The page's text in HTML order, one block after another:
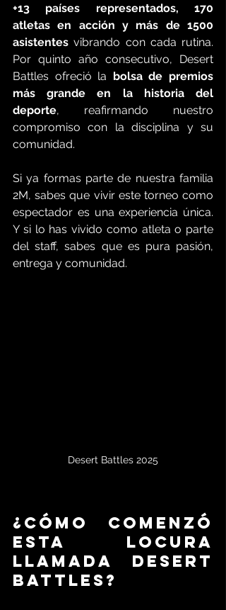
+13 países representados, 170
atletas en acción y más de 1500
asistentes vibrando con cada rutina.
Por quinto año consecutivo, Desert
Battles ofreció la bolsa de premios
más grande en la historia del
deporte, reafirmando nuestro
compromiso con la disciplina y su
comunidad.
Si ya formas parte de nuestra familia
2M, sabes que vivir este torneo como
espectador es una experiencia única.
Y si lo has vivido como atleta o parte
del staff, sabes que es pura pasión,
entrega y comunidad.
Desert Battles 2025
¿Cómo comenzó
esta locura
llamada Desert
Battles?